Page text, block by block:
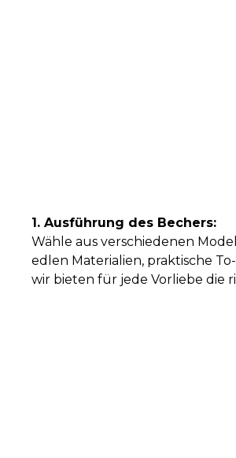
1. Ausführung des Bechers:
Wähle aus verschiedenen
edlen Materialien, praktische
wir bieten für jede Vorliebe die